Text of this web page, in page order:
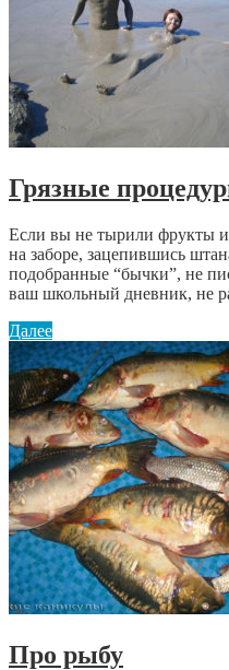
Грязные
Если вы не тырили фрукты
на заборе, зацепившись
подобранные “бычки”, не
ваш школьный дневник, не
Далее
Про рыбу